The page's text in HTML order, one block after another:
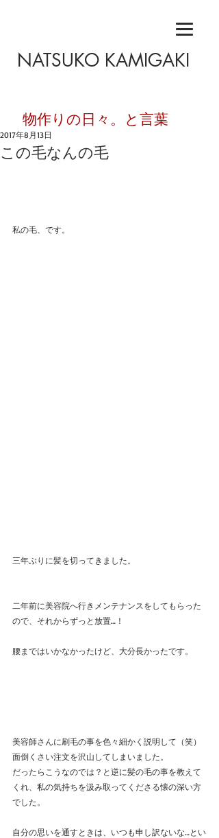
NATSUKO KAMIGAKI
​物作りの日々。と言葉
この毛なんの毛
2017年8月13日
私の毛、です。
三年ぶりに髪を切ってきました。
二年前に美容院へ行きメンテナンスをしてもらった
ので、それからずっと放置…！
腰まではいかなかったけど、大分長かったです。
美容師さんに刷毛の事を色々細かく説明して（笑）
面倒くさい注文を沢山してしまいました。
だったらこうなのでは？と逆に髪の毛の事を教えて
くれ、私の気持ちを汲み取ってくださる懐の深い方
でした。
自分の思いを通すときは、いつも申し訳ないな…とい